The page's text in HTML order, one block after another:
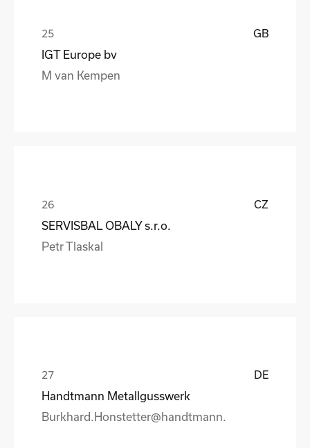
GB
IGT Europe bv
M van Kempen
CZ
SERVISBAL OBALY s.r.o.
Petr Tlaskal
DE
Handtmann Metallgusswerk
Burkhard.Honstetter@handtmann.